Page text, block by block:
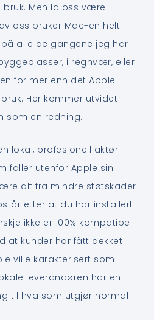
Men la oss være
oss bruker Mac-en helt
alle de gangene jeg har
i regnvær, eller
for mer enn det Apple
Her kommer utvidet
som en redning.
lokal, profesjonell aktør
faller utenfor Apple sin
alt fra mindre støtskader
etter at du har installert
ikke er 100% kompatibel.
at kunder har fått dekket
ville karakterisert som
leverandøren har en
til hva som utgjør normal